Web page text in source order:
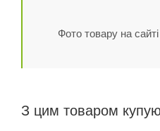
Фото товару на
З цим товаром